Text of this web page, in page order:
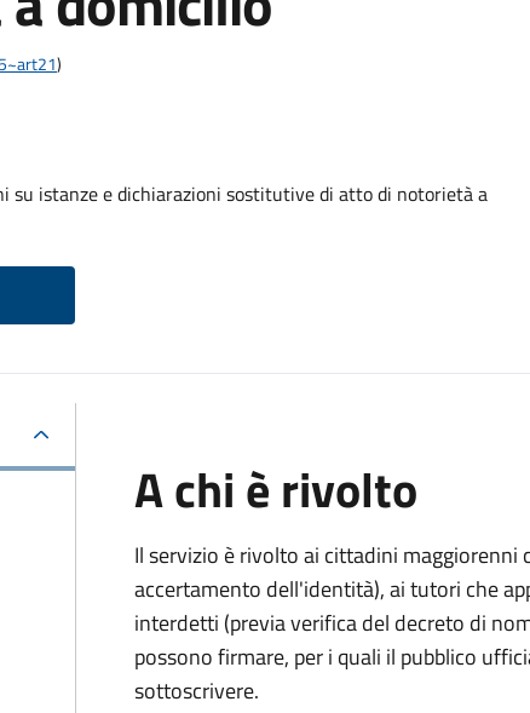
)
su istanze e dichiarazioni sostitutive di atto di notorietà a
A chi è rivolto
Il servizio è rivolto ai cittadini maggiorenni
accertamento dell'identità), ai tutori che
interdetti (previa verifica del decreto di
possono firmare, per i quali il pubblico
sottoscrivere.